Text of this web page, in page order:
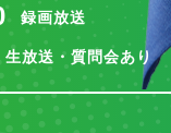
録画放送
生放送・質問会あり